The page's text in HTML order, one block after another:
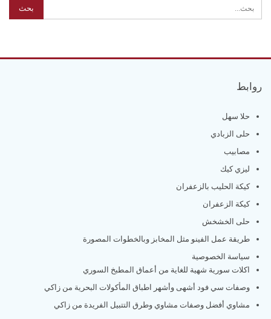
روابط
حلا سهل
حلى الزبادي
مصابيب
ليزي كيك
كيكة الحليب بالزعفران
كيكة الزعفران
حلى الخشخش
طريقة عمل الفينو مثل المخابز وبالخطوات المصورة
سياسة الخصوصية
اكلات سورية شهية للغاية من أعماق المطبخ السوري
وصفات سي فود أشهى وأشهر اطباق المأكولات البحرية من زاكي
مشاوي أفضل وصفات مشاوي وطرق التتبيل الفريدة من زاكي